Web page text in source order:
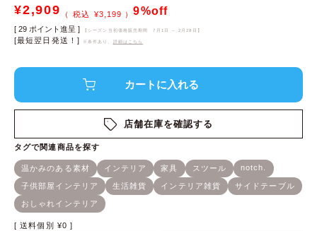
¥2,909 ¥3,199 9%off
[ 29 ポイント進呈 ] 【シーズン当初価格販売期間 7月1日 ～ 2月28日 】
[最短翌日発送！] ※条件あり、 詳細はこちら
店舗在庫を確認する
送料個別 ¥0